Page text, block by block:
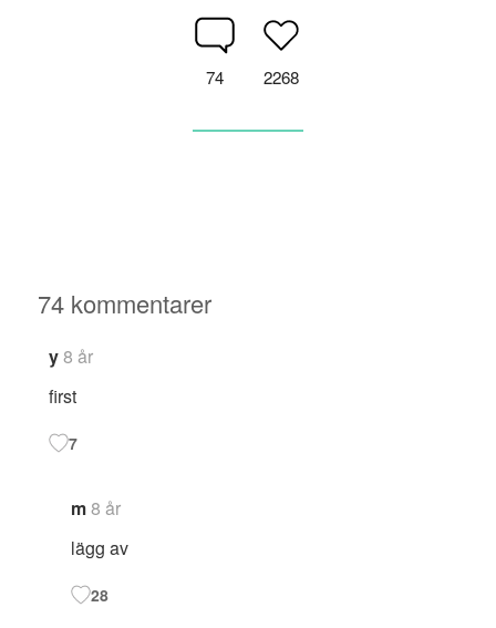
74 2268
74 kommentarer
y8 år
first
7
m8 år
lägg av
28